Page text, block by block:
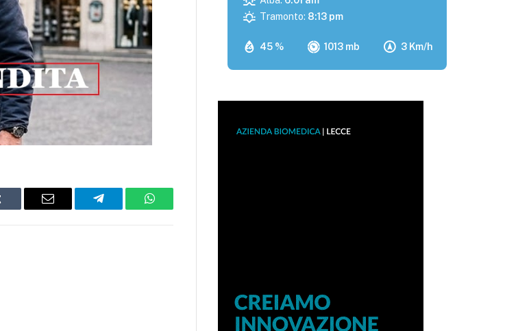
Email Telegram WhatsApp
45 % 1013 mb 3 Km/h
Tramonto: 8:13 pm